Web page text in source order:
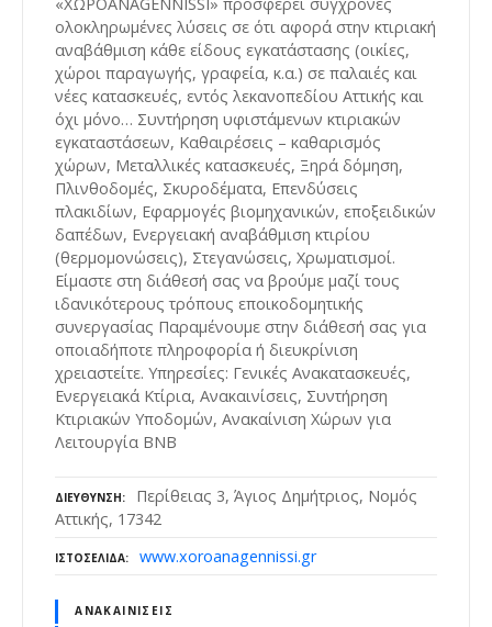
ολοκληρωμένες λύσεις σε ότι αφορά στην κτιριακή
αναβάθμιση κάθε είδους εγκατάστασης (οικίες,
χώροι παραγωγής, γραφεία, κ.α.) σε παλαιές και
νέες κατασκευές, εντός λεκανοπεδίου Αττικής και
όχι μόνο… Συντήρηση υφιστάμενων κτιριακών
εγκαταστάσεων, Καθαιρέσεις – καθαρισμός
χώρων, Μεταλλικές κατασκευές, Ξηρά δόμηση,
Πλινθοδομές, Σκυροδέματα, Επενδύσεις
πλακιδίων, Εφαρμογές βιομηχανικών, εποξειδικών
δαπέδων, Ενεργειακή αναβάθμιση κτιρίου
(θερμομονώσεις), Στεγανώσεις, Χρωματισμοί.
Είμαστε στη διάθεσή σας να βρούμε μαζί τους
ιδανικότερους τρόπους εποικοδομητικής
συνεργασίας Παραμένουμε στην διάθεσή σας για
οποιαδήποτε πληροφορία ή διευκρίνιση
χρειαστείτε. Υπηρεσίες: Γενικές Ανακατασκευές,
Ενεργειακά Κτίρια, Ανακαινίσεις, Συντήρηση
Κτιριακών Υποδομών, Ανακαίνιση Χώρων για
Λειτουργία BNB
ΔΙΕΎΘΥΝΣΗ
Περίθειας 3, Άγιος Δημήτριος, Νομός
Αττικής, 17342
ΙΣΤΟΣΕΛΊΔΑ www.xoroanagennissi.gr
ΑΝΑΚΑΙΝΊΣΕΙΣ